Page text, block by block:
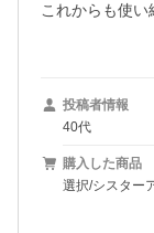
これからも使い
投稿者情報
40代
購入した商品
選択/シスター